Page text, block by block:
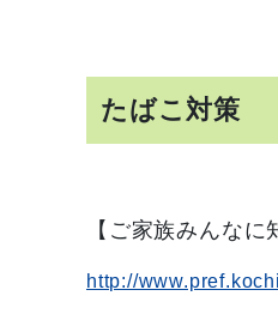
たばこ対策
【ご家族みんな
http://